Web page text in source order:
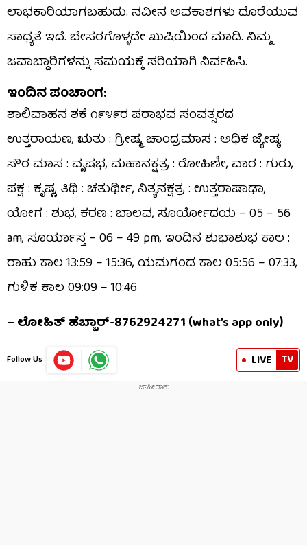
ಲಾಭಕಾರಿಯಾಗಬಹುದು. ನವೀನ ಅವಕಾಶಗಳು ದೊರೆಯುವ
ಸಾಧ್ಯತೆ ಇದೆ. ಬೇಸರಗೊಳ್ಳದೇ ಖುಷಿಯಿಂದ ಮಾಡಿ. ನಿಮ್ಮ
ಜವಾಬ್ದಾರಿಗಳನ್ನು ಸಮಯಕ್ಕೆ ಸರಿಯಾಗಿ ನಿರ್ವಹಿಸಿ.
ಇಂದಿನ ಪಂಚಾಂಗ:
ಶಾಲಿವಾಹನ ಶಕೆ ೧೯೪೯ರ ಪರಾಭವ ಸಂವತ್ಸರದ
ಉತ್ತರಾಯಣ, ಋತು : ಗ್ರೀಷ್ಮ, ಚಾಂದ್ರಮಾಸ : ಅಧಿಕ ಜ್ಯೇಷ್ಠ,
ಸೌರ ಮಾಸ : ವೃಷಭ, ಮಹಾನಕ್ಷತ್ರ : ರೋಹಿಣೀ, ವಾರ : ಗುರು,
ಪಕ್ಷ : ಕೃಷ್ಣ, ತಿಥಿ : ಚತುರ್ಥೀ, ನಿತ್ಯನಕ್ಷತ್ರ : ಉತ್ತರಾಷಾಢಾ,
ಯೋಗ : ಶುಭ, ಕರಣ : ಬಾಲವ, ಸೂರ್ಯೋದಯ – 05 – 56
am, ಸೂರ್ಯಾಸ್ತ – 06 – 49 pm, ಇಂದಿನ ಶುಭಾಶುಭ ಕಾಲ :
ರಾಹು ಕಾಲ 13:59 – 15:36, ಯಮಗಂಡ ಕಾಲ 05:56 – 07:33,
ಗುಳಿಕ ಕಾಲ 09:09 – 10:46
– ಲೋಹಿತ್ ಹೆಬ್ಬಾರ್-8762924271 (what’s app only)
Follow Us LIVE TV